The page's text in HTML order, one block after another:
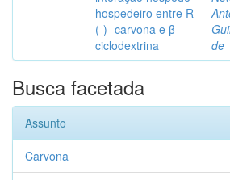
hospedeiro entre R-
(-)- carvona e β-
ciclodextrina
de
Busca facetada
Assunto
Carvona